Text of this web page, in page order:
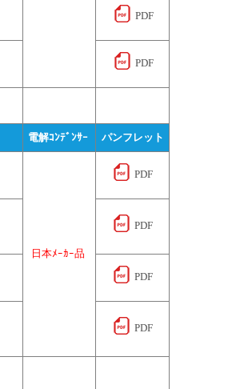
PDF
PDF
電解ｺﾝﾃﾞﾝｻｰ パンフレット
日本ﾒｰｶｰ品
PDF
PDF
PDF
PDF